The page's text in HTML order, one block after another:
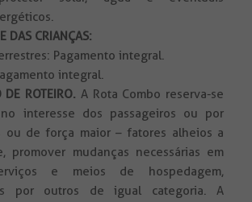
DAS CRIANÇAS:
Pagamento integral.
integral.
DE ROTEIRO. A Rota Combo reserva-se
interesse dos passageiros ou por
ou de força maior – fatores alheios a
promover mudanças necessárias em
e meios de hospedagem,
por outros de igual categoria. A